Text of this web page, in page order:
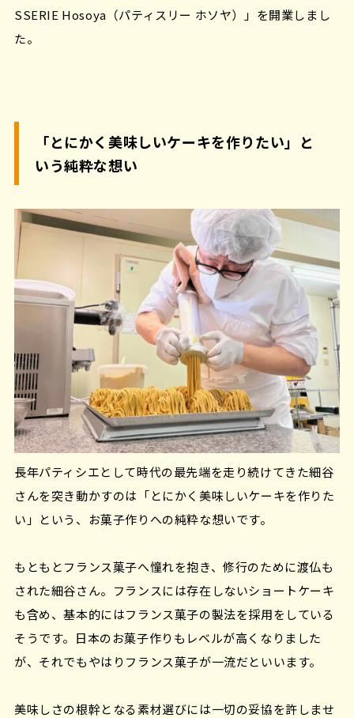
SSERIE Hosoya（パティスリー ホソヤ）」を開業しまし
た。
「とにかく美味しいケーキを作りたい」と
いう純粋な想い
長年パティシエとして時代の最先端を走り続けてきた細谷
さんを突き動かすのは「とにかく美味しいケーキを作りた
い」という、お菓子作りへの純粋な想いです。
もともとフランス菓子へ憧れを抱き、修行のために渡仏も
された細谷さん。フランスには存在しないショートケーキ
も含め、基本的にはフランス菓子の製法を採用をしている
そうです。日本のお菓子作りもレベルが高くなりました
が、それでもやはりフランス菓子が一流だといいます。
美味しさの根幹となる素材選びには一切の妥協を許しませ